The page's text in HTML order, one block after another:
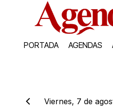
PORTADA AGENDAS
Viernes, 7 de